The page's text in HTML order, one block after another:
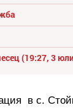
(19:27, 3
в с.